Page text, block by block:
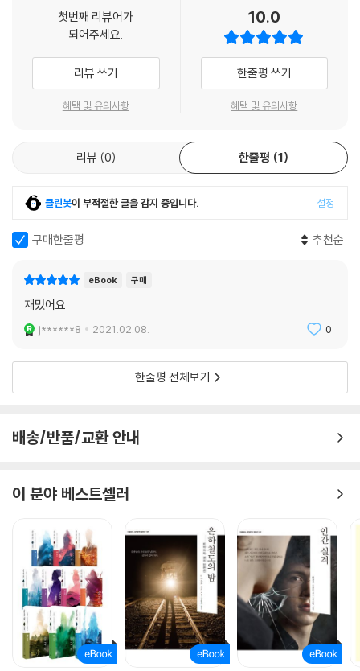
毛宗崗의 비평이 실려 있는 펑황출판사의 모종강 비평본批評本 『삼국연
의』와 중화서국中華書局의 모륜, 모종강 점평點評 『삼국연의』(2009)
등 관련 서적들을 추가로 참조했다. 또한 글항아리 『삼국지』의 가장 큰 특
징은 소설 『삼국지』와 실제 역사 기록을 비교- 분석했다는 점이다. 이를 위
해 매회 말미에 【실제 역사에서는……】을 덧붙여 한 회를 읽고 바로 이
‘소설’로서의 창작인지를 한눈에 살펴볼 수 있도록 했다.
또한 『삼국지』를 실제 역사와 비교하는 작업에서 야사, 전설, 기타 개인적
저술이나 비평은 최대한 멀리 했으며 오직 정사正史 자료만을 참고했다.
있도록 했으며, 이에 대한 역자의 평가나 보론은 최대한 덧붙이지 않았다.
范曄이 편찬한 『후한서』와 이현李賢 주석, 당나라 태종太宗의 지시로 편
光이 편찬한 편년체編年體 역사서인 『자치통감資治通鑑』 등을 기본으
로 삼았고, 필요한 경우에는 사마천司馬遷의 『사기史記』와 반고班固의
의 『삼국지집해三國志集解』 등을 참조했다. 또한 『삼국지』에 관련된 고
사 소개를 위해 남조 송 유의경劉義慶이 저술한 『세설신어世說新語』를
子百家의 자료 등을 참고했다.
의 재미를 더하려다 보니, 역사 사실을 토대로 하되 이야기를 좀더 극적으
로 만들어 흥미를 주고자 한 결과일 것이다. 예를 들어 형주자사였던 유표
가 자신의 아들 유종이 아닌 유비에게 형주를 넘겨줬을 리 없으며, 동오의
최고 전략가였던 노숙이 제갈량과 비교해 멍청한 사람으로 나온다는 것도
말이 되지 않는다. 또한 동오 정벌 때 목숨을 잃었다고 나오는 노장 황충은
건안 25년(220)에 병사했으므로 이미 죽은 사람이 동오 정벌(221년 7
월)에 참가했다는 것은 불가능하다. 이렇듯 이야기를 만들어내다 보니 앞
뒤가 맞지 않게 된 사례들을 곳곳에서 찾아볼 수 있다.
또한 지명, 관직명이 그 시기의 실제와 다른 경우도 많고, 정확한 연대나 등
첫번째 리뷰어가
되어주세요.
리뷰 쓰기
혜택 및 유의사항
10.0
한줄평 쓰기
혜택 및 유의사항
리뷰 0 한줄평 1
클린봇이 부적절한 글을 감지 중입니다. 설정
구매한줄평 추천순
eBook 구매
재밌어요
j******8 2021.02.08. 0
한줄평 전체보기
배송/반품/교환 안내
이 분야 베스트셀러